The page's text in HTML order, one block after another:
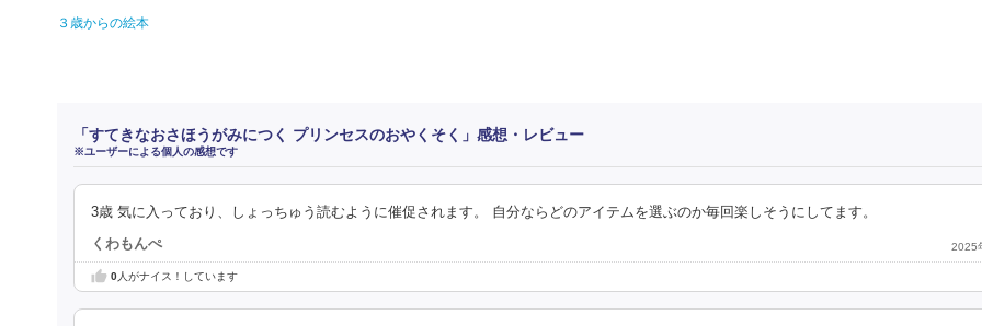
３歳からの絵本
「すてきなおさほうがみにつく プリンセスのおやくそく」感想・レビュー
※ユーザーによる個人の感想です
3歳 気に入っており、しょっちゅう読むように催促されます。 自分ならどのアイテムを選ぶのか毎回楽しそうにしてます。
くわもんぺ 2025
0人がナイス！しています